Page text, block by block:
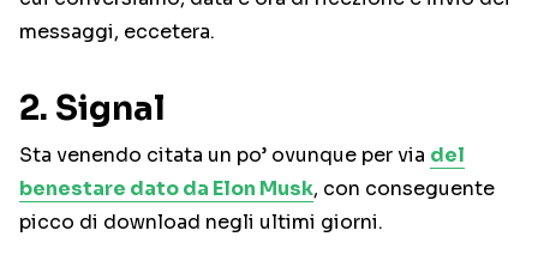
messaggi, eccetera.
2. Signal
Sta venendo citata un po’ ovunque per via del
benestare dato da Elon Musk, con conseguente
picco di download negli ultimi giorni.